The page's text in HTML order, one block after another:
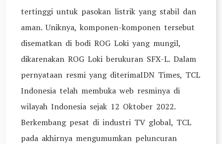
tertinggi untuk pasokan listrik yang stabil dan
aman. Uniknya, komponen-komponen tersebut
disematkan di bodi ROG Loki yang mungil,
dikarenakan ROG Loki berukuran SFX-L. Dalam
pernyataan resmi yang diterimaIDN Times, TCL
Indonesia telah membuka web resminya di
wilayah Indonesia sejak 12 Oktober 2022.
Berkembang pesat di industri TV global, TCL
pada akhirnya mengumumkan peluncuran